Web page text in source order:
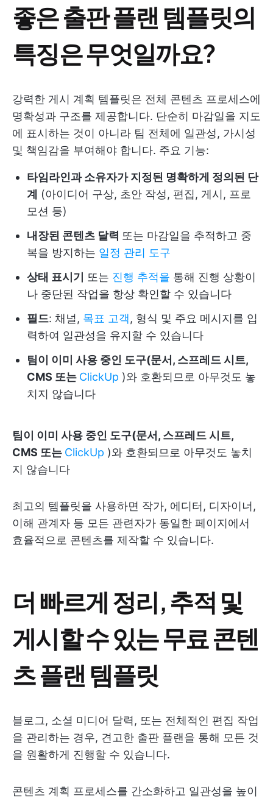
좋은 출판 플랜 템플릿의
특징은 무엇일까요?
강력한 게시 계획 템플릿은 전체 콘텐츠 프로세스에
명확성과 구조를 제공합니다. 단순히 마감일을 지도
에 표시하는 것이 아니라 팀 전체에 일관성, 가시성
및 책임감을 부여해야 합니다. 주요 기능:
타임라인과 소유자가 지정된 명확하게 정의된 단
계 (아이디어 구상, 초안 작성, 편집, 게시, 프로
모션 등)
내장된 콘텐츠 달력 또는 마감일을 추적하고 중
복을 방지하는 일정 관리 도구
상태 표시기
또는 진행 추적을 통해 진행 상황이
나 중단된 작업을 항상 확인할 수 있습니다
필드: 채널, 목표 고객, 형식 및 주요 메시지를 입
력하여 일관성을 유지할 수 있습니다
팀이 이미 사용 중인 도구(문서, 스프레드 시트,
CMS 또는 ClickUp )와 호환되므로 아무것도 놓
치지 않습니다
팀이 이미 사용 중인 도구(문서, 스프레드 시트,
CMS 또는 ClickUp )와 호환되므로 아무것도 놓치
지 않습니다
최고의 템플릿을 사용하면 작가, 에디터, 디자이너,
이해 관계자 등 모든 관련자가 동일한 페이지에서
효율적으로 콘텐츠를 제작할 수 있습니다.
더 빠르게 정리, 추적 및
게시할 수 있는 무료 콘텐
츠 플랜 템플릿
블로그, 소셜 미디어 달력, 또는 전체적인 편집 작업
을 관리하는 경우, 견고한 출판 플랜을 통해 모든 것
을 원활하게 진행할 수 있습니다.
콘텐츠 계획 프로세스를 간소화하고 일관성을 높이